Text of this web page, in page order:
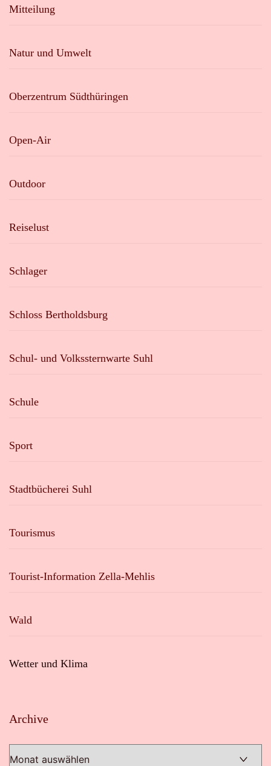
Mitteilung
Natur und Umwelt
Oberzentrum Südthüringen
Open-Air
Outdoor
Reiselust
Schlager
Schloss Bertholdsburg
Schul- und Volkssternwarte Suhl
Schule
Sport
Stadtbücherei Suhl
Tourismus
Tourist-Information Zella-Mehlis
Wald
Wetter und Klima
Archive